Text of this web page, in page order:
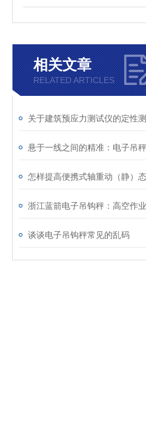
相关文章
RELATED ARTICLES
谈谈电子吊钩秤常见的乱码